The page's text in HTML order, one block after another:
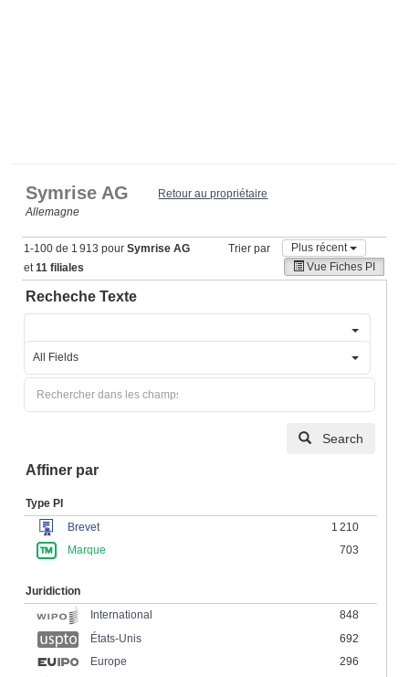
Symrise AG
Allemagne
Retour au propriétaire
1-100 de 1 913 pourSymrise AG
et11 filiales
Trier par
Plus récent
Vue Fiches PI
Recheche Texte
All Fields
Search
Affiner par
Type PI
Brevet
1 210
Marque
703
Juridiction
International
848
États-Unis
692
Europe
296